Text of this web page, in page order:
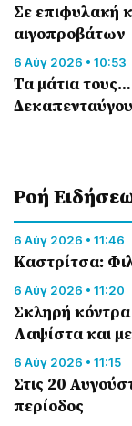
Σε επιφυλακή
αιγοπροβάτων
6 Αύγ 2026 • 10:53
Τα μάτια
Ροή
6 Αύγ 2026 • 11:46
Καστρίτσα:
6 Αύγ 2026 • 11:20
Σκληρή
Λαψίστα και
6 Αύγ 2026 • 11:15
Στις 20
περίοδος